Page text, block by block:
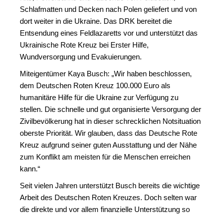
Schlafmatten und Decken nach Polen geliefert und von
dort weiter in die Ukraine. Das DRK bereitet die
Entsendung eines Feldlazaretts vor und unterstützt das
Ukrainische Rote Kreuz bei Erster Hilfe,
Wundversorgung und Evakuierungen.
Miteigentümer Kaya Busch: „Wir haben beschlossen,
dem Deutschen Roten Kreuz 100.000 Euro als
humanitäre Hilfe für die Ukraine zur Verfügung zu
stellen. Die schnelle und gut organisierte Versorgung der
Zivilbevölkerung hat in dieser schrecklichen Notsituation
oberste Priorität. Wir glauben, dass das Deutsche Rote
Kreuz aufgrund seiner guten Ausstattung und der Nähe
zum Konflikt am meisten für die Menschen erreichen
kann.“
Seit vielen Jahren unterstützt Busch bereits die wichtige
Arbeit des Deutschen Roten Kreuzes. Doch selten war
die direkte und vor allem finanzielle Unterstützung so